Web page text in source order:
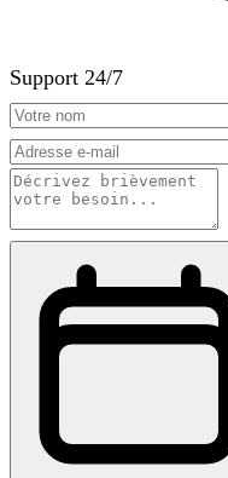
Support 24/7